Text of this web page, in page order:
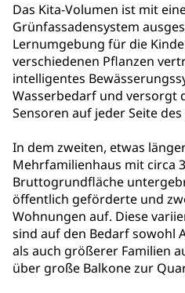
Das Kita-Volumen ist mit
Grünfassadensystem
Lernumgebung für die
verschiedenen Pflanzen
intelligentes
Wasserbedarf und versorgt
Sensoren auf jeder Seite des
In dem zweiten, etwas
Mehrfamilienhaus mit circa
Bruttogrundfläche
öffentlich geförderte und
Wohnungen auf. Diese
sind auf den Bedarf sowohl
als auch größerer Familien
über große Balkone zur